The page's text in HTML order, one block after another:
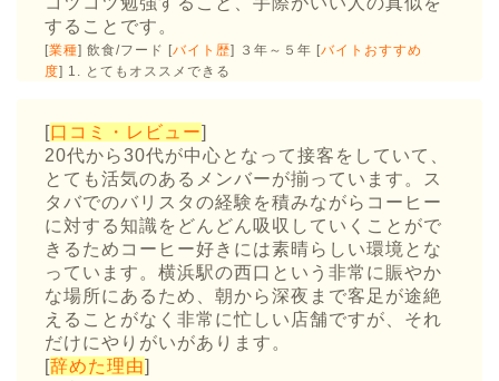
することです。
[業種] 飲食/フード [バイト歴] ３年～５年 [バイトおすすめ
度] 1. とてもオススメできる
[口コミ・レビュー]
20代から30代が中心となって接客をしていて、
とても活気のあるメンバーが揃っています。ス
タバでのバリスタの経験を積みながらコーヒー
に対する知識をどんどん吸収していくことがで
きるためコーヒー好きには素晴らしい環境とな
っています。横浜駅の西口という非常に賑やか
な場所にあるため、朝から深夜まで客足が途絶
えることがなく非常に忙しい店舗ですが、それ
だけにやりがいがあります。
[辞めた理由]